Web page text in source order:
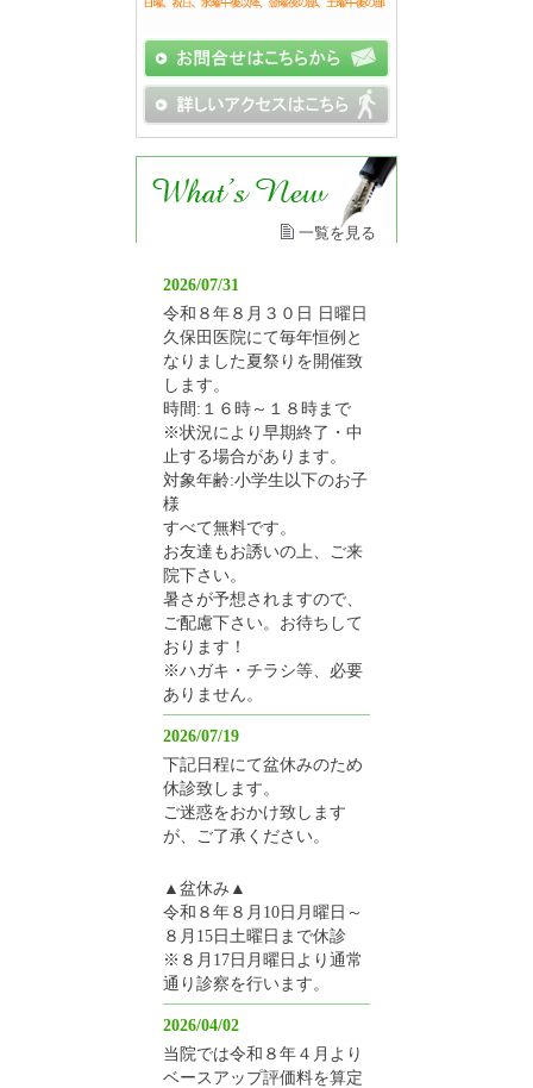
一覧を見る
2026/07/31
令和８年８月３０日 日曜日
久保田医院にて毎年恒例と
なりました夏祭りを開催致
します。
時間:１６時～１８時まで
※状況により早期終了・中
止する場合があります。
対象年齢:小学生以下のお子
様
すべて無料です。
お友達もお誘いの上、ご来
院下さい。
暑さが予想されますので、
ご配慮下さい。お待ちして
おります！
※ハガキ・チラシ等、必要
ありません。
2026/07/19
下記日程にて盆休みのため
休診致します。
ご迷惑をおかけ致します
が、ご了承ください。
▲盆休み▲
令和８年８月10日月曜日～
８月15日土曜日まで休診
※８月17日月曜日より通常
通り診察を行います。
2026/04/02
当院では令和８年４月より
ベースアップ評価料を算定